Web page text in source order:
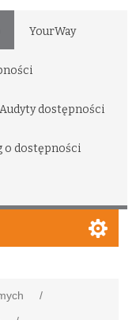
YourWay
Audyty dostępności
o dostępności
/